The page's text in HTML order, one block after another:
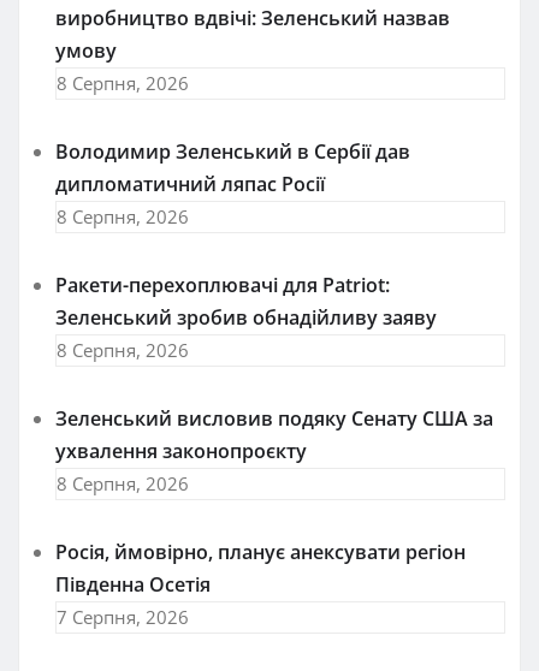
виробництво вдвічі: Зеленський назвав
умову
8 Серпня, 2026
Володимир Зеленський в Сербії дав
дипломатичний ляпас Росії
8 Серпня, 2026
Ракети-перехоплювачі для Patriot:
Зеленський зробив обнадійливу заяву
8 Серпня, 2026
Зеленський висловив подяку Сенату США за
ухвалення законопроєкту
8 Серпня, 2026
Росія, ймовірно, планує анексувати регіон
Південна Осетія
7 Серпня, 2026